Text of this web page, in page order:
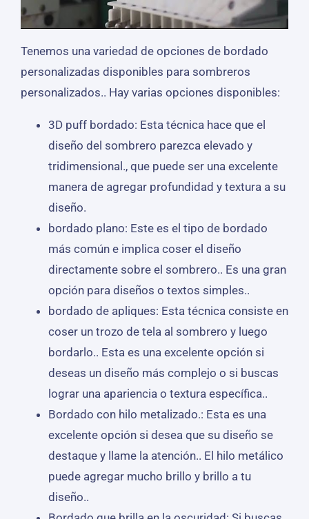
Tenemos una variedad de opciones de bordado
personalizadas disponibles para sombreros
personalizados.. Hay varias opciones disponibles:
3D puff bordado: Esta técnica hace que el
diseño del sombrero parezca elevado y
tridimensional., que puede ser una excelente
manera de agregar profundidad y textura a su
diseño.
bordado plano: Este es el tipo de bordado
más común e implica coser el diseño
directamente sobre el sombrero.. Es una gran
opción para diseños o textos simples..
bordado de apliques: Esta técnica consiste en
coser un trozo de tela al sombrero y luego
bordarlo.. Esta es una excelente opción si
deseas un diseño más complejo o si buscas
lograr una apariencia o textura específica..
Bordado con hilo metalizado.: Esta es una
excelente opción si desea que su diseño se
destaque y llame la atención.. El hilo metálico
puede agregar mucho brillo y brillo a tu
diseño..